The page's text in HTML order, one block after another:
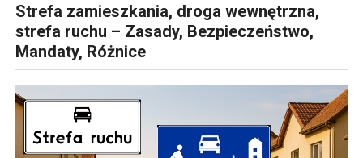
Strefa zamieszkania, droga wewnętrzna,
strefa ruchu – Zasady, Bezpieczeństwo,
Mandaty, Różnice